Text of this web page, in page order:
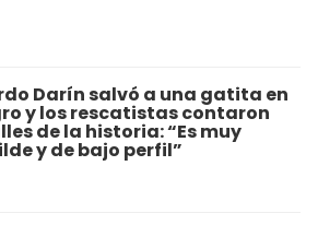
Darín salvó a una gatita en
y los rescatistas contaron
de la historia: “Es muy
y de bajo perfil”